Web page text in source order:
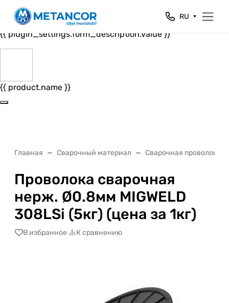
Close
{{ plugin_settings.form_header.value }}
{{ plugin_settings.form_description.value }}
{{ product.name }}
RU
Главная Сварочный материал Сварочная проволока
Проволока сварочная
нерж. Ø0.8мм MIGWELD
308LSi (5кг) (цена за 1кг)
В избранное К сравнению